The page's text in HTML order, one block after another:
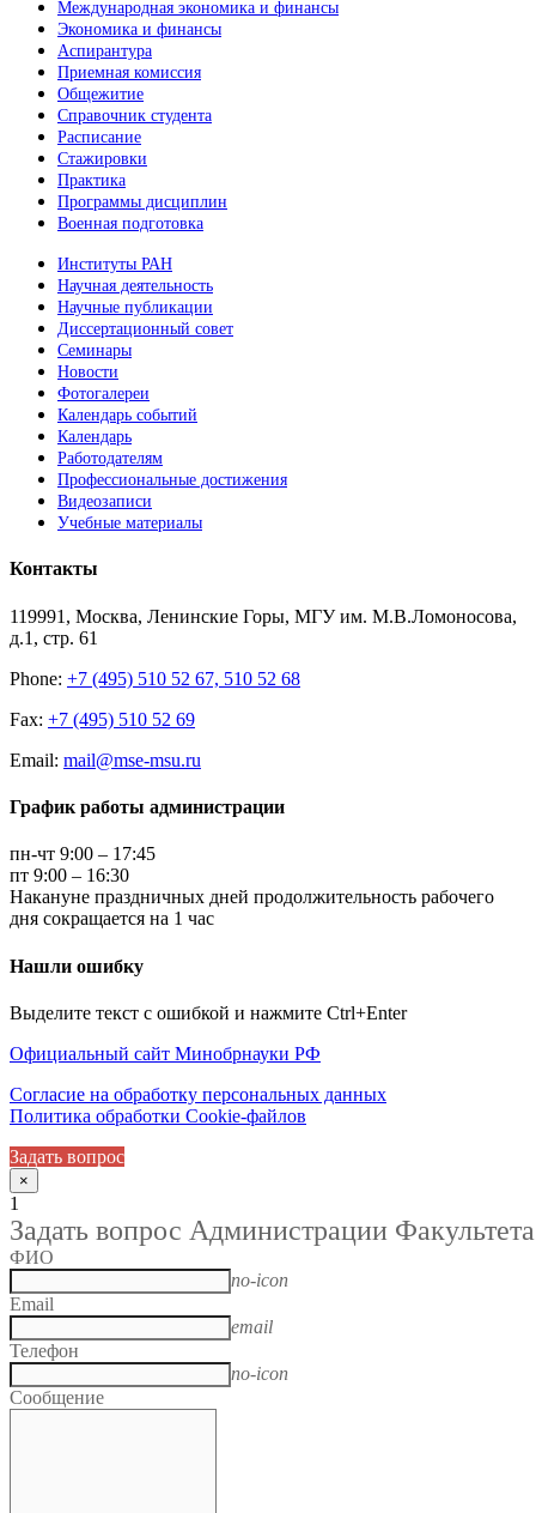
Международная экономика и финансы
Экономика и финансы
Аспирантура
Приемная комиссия
Общежитие
Справочник студента
Расписание
Стажировки
Практика
Программы дисциплин
Военная подготовка
Институты РАН
Научная деятельность
Научные публикации
Диссертационный совет
Семинары
Новости
Фотогалереи
Календарь событий
Календарь
Работодателям
Профессиональные достижения
Видеозаписи
Учебные материалы
Контакты
119991, Москва, Ленинские Горы, МГУ им. М.В.Ломоносова,
д.1, стр. 61
Phone: +7 (495) 510 52 67, 510 52 68
Fax: +7 (495) 510 52 69
Email: mail@mse-msu.ru
График работы администрации
пн-чт 9:00 – 17:45
пт 9:00 – 16:30
Накануне праздничных дней продолжительность рабочего
дня сокращается на 1 час
Нашли ошибку
Выделите текст с ошибкой и нажмите Ctrl+Enter
Официальный сайт Минобрнауки РФ
Согласие на обработку персональных данных
Политика обработки Cookie-файлов
Задать вопрос
×
1
Задать вопрос Администрации Факультета
ФИО
no-icon
Email
email
Телефон
no-icon
Сообщение